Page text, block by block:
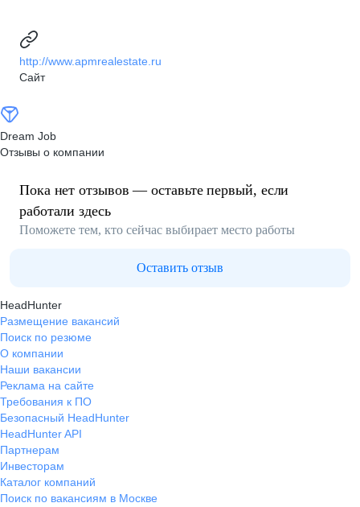
http://www.apmrealestate.ru
Сайт
Dream Job
Отзывы о компании
Пока нет отзывов — оставьте первый, если
работали здесь
Поможете тем, кто сейчас выбирает место работы
Оставить отзыв
HeadHunter
Размещение вакансий
Поиск по резюме
О компании
Наши вакансии
Реклама на сайте
Требования к ПО
Безопасный HeadHunter
HeadHunter API
Партнерам
Инвесторам
Каталог компаний
Поиск по вакансиям в Москве